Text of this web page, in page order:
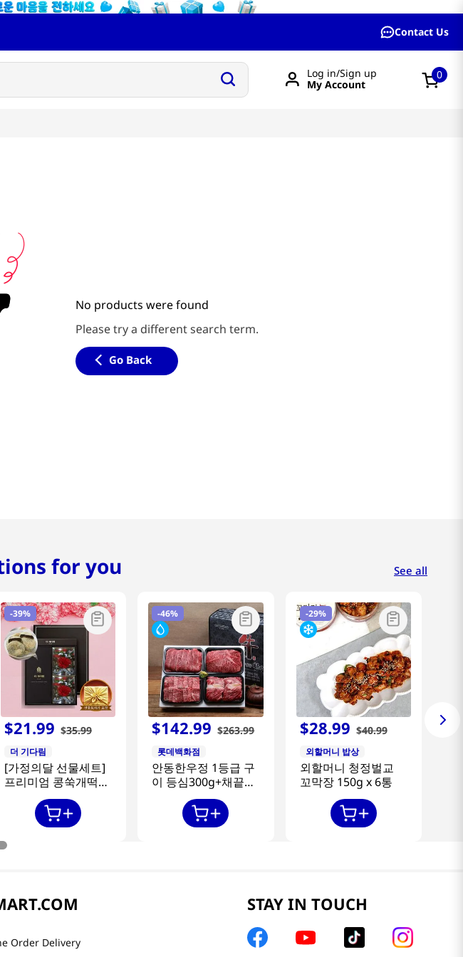
Contact Us
Log in/Sign up
My Account
0
No products were found
Please try a different search term.
Go Back
for you
-39%
$21.99 $35.99
더 기다림
[가정의달 선물세트]
프리미엄 콩쑥개떡
840g + 카네이션 2개
-46%
$142.99 $263.99
롯데백화점
안동한우정 1등급 구
이 등심300g+채끝
300g+특수부위
300g+갈비살300g
-29%
$28.99 $40.99
외할머니 밥상
외할머니 청정벌교
꼬막장 150g x 6통
See all
Order Delivery
STAY IN TOUCH